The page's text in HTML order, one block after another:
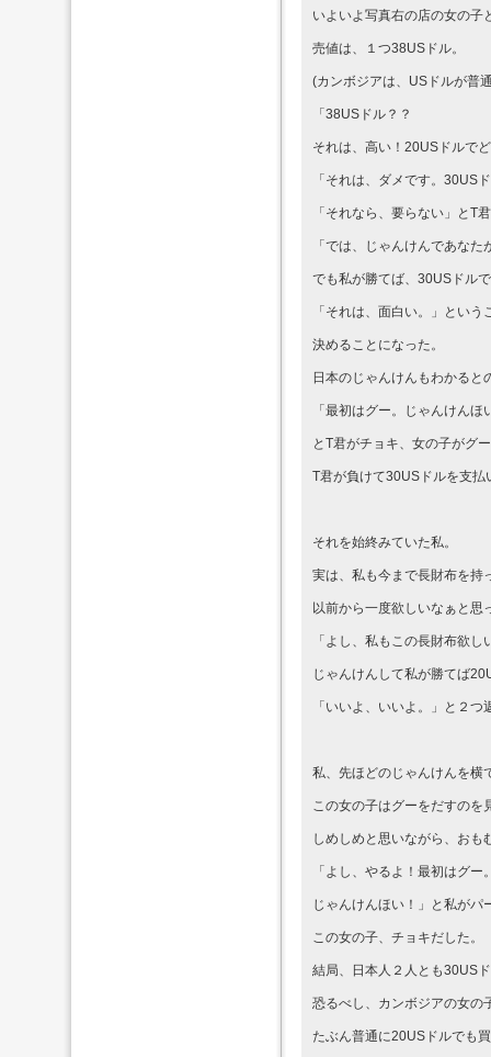
いよいよ写真右の店の女の子
売値は、１つ38USドル。
(カンボジアは、USドルが普
「38USドル？？
それは、高い！20USドルで
「それは、ダメです。30US
「それなら、要らない」とT
「では、じゃんけんであな
でも私が勝てば、30USドル
「それは、面白い。」とい
決めることになった。
日本のじゃんけんもわかると
「最初はグー。じゃんけんほ
とT君がチョキ、女の子がグ
T君が負けて30USドルを支払
それを始終みていた私。
実は、私も今まで長財布を持
以前から一度欲しいなぁと思
「よし、私もこの長財布欲し
じゃんけんして私が勝てば
「いいよ、いいよ。」と２つ
私、先ほどのじゃんけんを横
この女の子はグーをだすのを
しめしめと思いながら、おも
「よし、やるよ！最初はグー
じゃんけんほい！」と私がパ
この女の子、チョキだした。
結局、日本人２人とも30US
恐るべし、カンボジアの女の
たぶん普通に20USドルでも